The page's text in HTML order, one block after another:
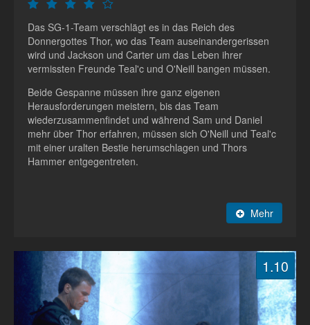
Das SG-1-Team verschlägt es in das Reich des
Donnergottes Thor, wo das Team auseinandergerissen
wird und Jackson und Carter um das Leben ihrer
vermissten Freunde Teal'c und O'Neill bangen müssen.
Beide Gespanne müssen ihre ganz eigenen
Herausforderungen meistern, bis das Team
wiederzusammenfindet und während Sam und Daniel
mehr über Thor erfahren, müssen sich O'Neill und Teal'c
mit einer uralten Bestie herumschlagen und Thors
Hammer entgegentreten.
Mehr
1.10